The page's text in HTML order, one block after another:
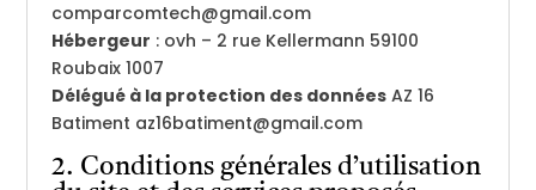
comparcomtech@gmail.com
Hébergeur : ovh – 2 rue Kellermann 59100
Roubaix 1007
Délégué à la protection des données AZ 16
Batiment az16batiment@gmail.com
2. Conditions générales d’utilisation